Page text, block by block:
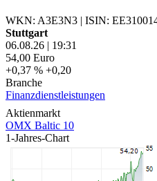
WKN: A3E3N3 | ISIN:
Stuttgart
06.08.26 | 19:31
54,00 Euro
+0,37 % +0,20
Branche
Finanzdienstleistungen
Aktienmarkt
OMX Baltic 10
1-Jahres-Chart